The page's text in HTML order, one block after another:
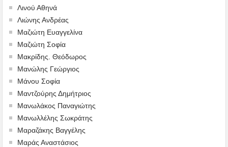
Λινού Αθηνά
Λιώνης Ανδρέας
Μαζιώτη Ευαγγελίνα
Μαζιώτη Σοφία
Μακρίδης. Θεόδωρος
Μανώλης Γεώργιος
Μάνου Σοφία
Μαντζούρης Δημήτριος
Μανωλάκος Παναγιώτης
Μανωλλέλης Σωκράτης
Μαραζάκης Βαγγέλης
Μαράς Αναστάσιος